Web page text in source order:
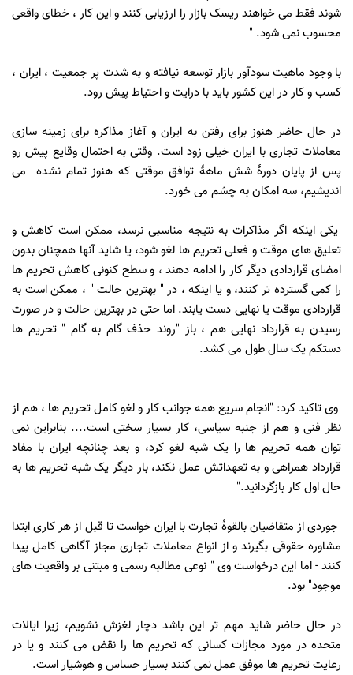
شوند فقط می خواهند ریسک بازار را ارزیابی کنند و این کار ، خطای واقعی
محسوب نمی شود. "
با وجود ماهیت سودآور بازار توسعه نیافته و به شدت پر جمعیت ، ایران ،
کسب و کار در این کشور باید با درایت و احتیاط پیش رود.
در حال حاضر هنوز برای رفتن به ایران و آغاز مذاکره برای زمینه سازی
معاملات تجاری با ایران خیلی زود است. وقتی به احتمال وقایع پیش رو
پس از پایان دورۀ شش ماهۀ توافق موقتی که هنوز تمام نشده می
اندیشیم، سه امکان به چشم می خورد.
یکی اینکه اگر مذاکرات به نتیجه مناسبی نرسد، ممکن است کاهش و
تعلیق های موقت و فعلی تحریم ها لغو شود، یا شاید آنها همچنان بدون
امضای قراردادی دیگر کار را ادامه دهند ، و سطح کنونی کاهش تحریم ها
را کمی گسترده تر کنند، و یا اینکه ، در " بهترین حالت " ، ممکن است به
قراردادی موقت یا نهایی دست یابند. اما حتی در بهترین حالت و در صورت
رسیدن به قرارداد نهایی هم ، باز "روند حذف گام به گام " تحریم ها
دستکم یک سال طول می کشد.
وی تاکید کرد: "انجام سریع همه جوانب کار و لغو کامل تحریم ها ، هم از
نظر فنی و هم از جنبه سیاسی، کار بسیار سختی است.... بنابراین نمی
توان همه تحریم ها را یک شبه لغو کرد، و بعد چنانچه ایران با مفاد
قرارداد همراهی و به تعهداتش عمل نکند، بار دیگر یک شبه تحریم ها به
حال اول کار بازگردانید."
جوردی از متقاضیان بالقوۀ تجارت با ایران خواست تا قبل از هر کاری ابتدا
مشاوره حقوقی بگیرند و از انواع معاملات تجاری مجاز آگاهی کامل پیدا
کنند - اما این درخواست وی " نوعی مطالبه رسمی و مبتنی بر واقعیت های
موجود" بود.
در حال حاضر شاید مهم تر این باشد دچار لغزش نشویم، زیرا ایالات
متحده در مورد مجازات کسانی که تحریم ها را نقض می کنند و یا در
رعایت تحریم ها موفق عمل نمی کنند بسیار حساس و هوشیار است.